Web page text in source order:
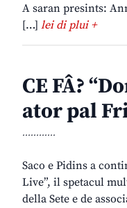
A saran presints:
[…] lei di plui +
CE FÂ?
ator pal
............
Saco e Pidins a
Live”, il spetacul
della Sete e de